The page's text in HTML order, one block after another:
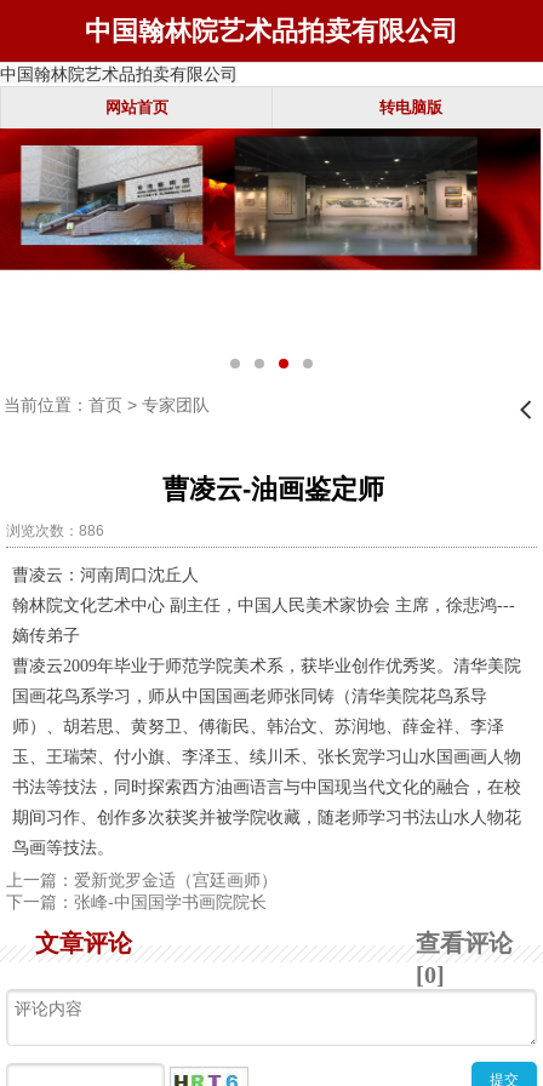
中国翰林院艺术品拍卖有限公司
中国翰林院艺术品拍卖有限公司
网站首页 转电脑版
当前位置： 首页> 专家团队 󰊒
曹凌云-油画鉴定师
浏览次数：886
曹凌云：河南周口沈丘人
翰林院文化艺术中心 副主任，中国人民美术家协会 主席，徐悲鸿---
嫡传弟子
曹凌云2009年毕业于师范学院美术系，获毕业创作优秀奖。清华美院
国画花鸟系学习，师从中国国画老师张同铸（清华美院花鸟系导
师）、胡若思、黄努卫、傅衞民、韩治文、苏润地、薛金祥、李泽
玉、王瑞荣、付小旗、李泽玉、续川禾、张长宽学习山水国画画人物
书法等技法，同时探索西方油画语言与中国现当代文化的融合，在校
期间习作、创作多次获奖并被学院收藏，随老师学习书法山水人物花
鸟画等技法。
上一篇： 爱新觉罗金适（宫廷画师）
下一篇： 张峰-中国国学书画院院长
查看评论
[0]
文章评论